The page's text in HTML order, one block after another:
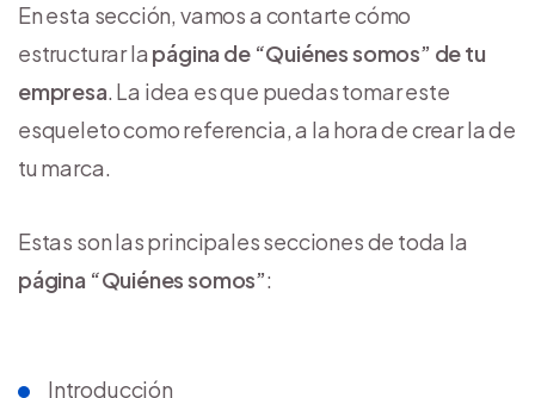
En esta sección, vamos a contarte cómo
estructurar la página de “Quiénes somos” de tu
empresa. La idea es que puedas tomar este
esqueleto como referencia, a la hora de crear la de
tu marca.
Estas son las principales secciones de toda la
página “Quiénes somos”:
Introducción